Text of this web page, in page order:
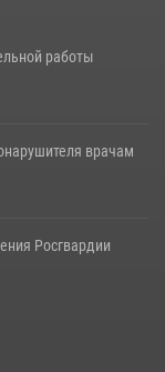
работы
врачам
Росгвардии